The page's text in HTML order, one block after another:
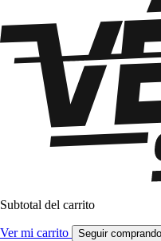
Subtotal del carrito
Ver mi carrito Seguir comprando